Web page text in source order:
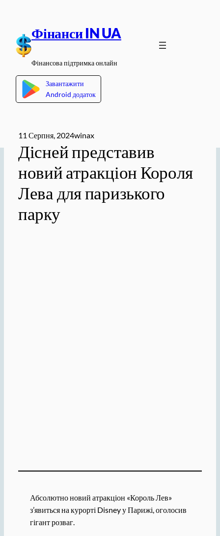
вмісту
Фінанси IN UA
Фінансова підтримка онлайн
Завантажити
Android додаток
11 Серпня, 2024winax
Дісней представив
новий атракціон Короля
Лева для паризького
парку
Абсолютно новий атракціон «Король Лев»
з’явиться на курорті Disney у Парижі, оголосив
гігант розваг.